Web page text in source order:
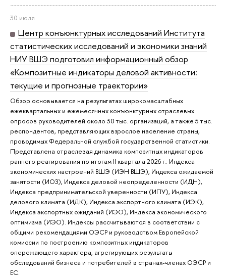
30 июля
Центр конъюнктурных исследований Института
статистических исследований и экономики знаний
НИУ ВШЭ подготовил информационный обзор
«Композитные индикаторы деловой активности:
текущие и прогнозные траектории»
Обзор основывается на результатах широкомасштабных
ежеквартальных и ежемесячных конъюнктурных отраслевых
опросов руководителей около 30 тыс. организаций, а также 5 тыс.
респондентов, представляющих взрослое население страны,
проводимых Федеральной службой государственной статистики.
Представлена отраслевая динамика композитных индикаторов
раннего реагирования по итогам II квартала 2026 г.: Индекса
экономических настроений ВШЭ (ИЭН ВШЭ), Индекса ожидаемой
занятости (ИОЗ), Индекса деловой неопределенности (ИДН),
Индекса предпринимательской уверенности (ИПУ), Индекса
делового климата (ИДК), Индекса экспортного климата (ИЭК),
Индекса экспортных ожиданий (ИЭО), Индекса экономического
оптимизма (ИЭО). Индексы рассчитываются в соответствии с
общими рекомендациями ОЭСР и руководством Европейской
комиссии по построению композитных индикаторов
опережающего характера, агрегирующих результаты
обследований бизнеса и потребителей в странах-членах ОЭСР и
ЕС.